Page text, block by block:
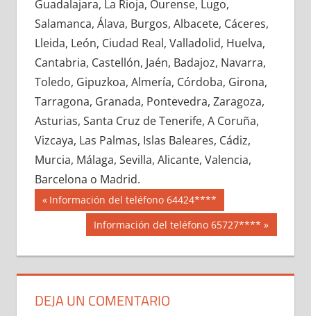
669750033
»669750034 669750035 »
669750036
669750037 » 669750038 »
669750039
» 669750040» 669750041 »
669750042
669750043 » 669750044
»
669750045
»669750046 »669750047
669750048
669750049 » 669750050
669750051
»669750052 669750053»
669750054» 669750055 »669750056
669750057
»669750058
669750060»669750061»669750062
669750063»669750064»669750065»
»669750067» 669750068»
669750078»669750079»669750080
Guadalajara, La Rioja, Ourense, Lugo,
Salamanca, Álava, Burgos, Albacete, Cáceres,
Lleida, León, Ciudad Real, Valladolid, Huelva,
Cantabria, Castellón, Jaén, Badajoz, Navarra,
Toledo, Gipuzkoa, Almería, Córdoba, Girona,
Tarragona, Granada, Pontevedra, Zaragoza,
Asturias, Santa Cruz de Tenerife, A Coruña,
Vizcaya, Las Palmas, Islas Baleares, Cádiz,
Murcia, Málaga, Sevilla, Alicante, Valencia,
Barcelona o Madrid.
66975
Navegación
entradas
Entrada
anterior:
Información del teléfono 64424****
Siguiente
entrada:
Información del teléfono 65727****
DEJA UN COMENTARIO